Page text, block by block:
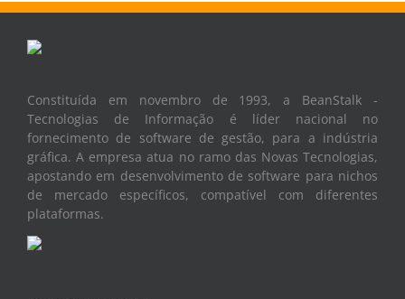
Constituída em novembro de 1993, a BeanStalk -
Tecnologias de Informação é líder nacional no
fornecimento de software de gestão, para a indústria
gráfica. A empresa atua no ramo das Novas Tecnologias,
apostando em desenvolvimento de software para nichos
de mercado específicos, compatível com diferentes
plataformas.